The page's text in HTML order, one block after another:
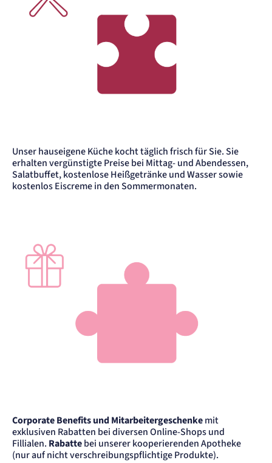
Unser hauseigene Küche kocht täglich frisch für Sie. Sie
erhalten vergünstigte Preise bei Mittag- und Abendessen,
Salatbuffet, kostenlose Heißgetränke und Wasser sowie
kostenlos Eiscreme in den Sommermonaten.
Corporate Benefits und Mitarbeitergeschenkemit
exklusiven Rabatten bei diversen Online-Shops und
Fillialen. Rabattebei unserer kooperierenden Apotheke
(nur auf nicht verschreibungspflichtige Produkte).